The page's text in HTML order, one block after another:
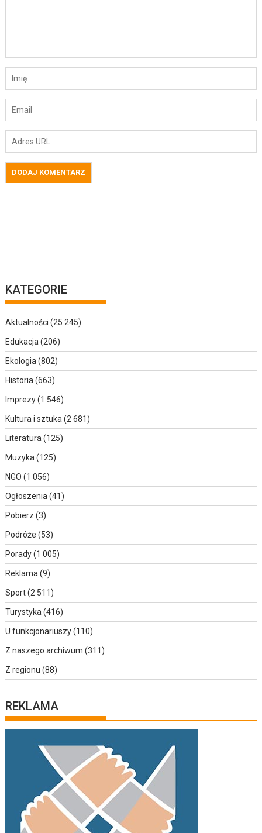
KATEGORIE
Aktualności (25 245)
Edukacja(206)
Ekologia(802)
Historia(663)
Imprezy(1 546)
Kultura i sztuka(2 681)
Literatura(125)
Muzyka(125)
NGO (1 056)
Ogłoszenia(41)
Pobierz (3)
Podróże (53)
Porady(1 005)
Reklama(9)
Sport(2 511)
Turystyka(416)
U funkcjonariuszy(110)
Z naszego archiwum (311)
Z regionu (88)
REKLAMA